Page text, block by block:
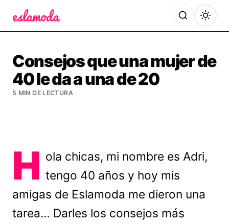
Consejos que una mujer de
40 le da a una de 20
5 MIN DE LECTURA
H ola chicas, mi nombre es Adri,
tengo 40 años y hoy mis
amigas de Eslamoda me dieron una
tarea… Darles los consejos más